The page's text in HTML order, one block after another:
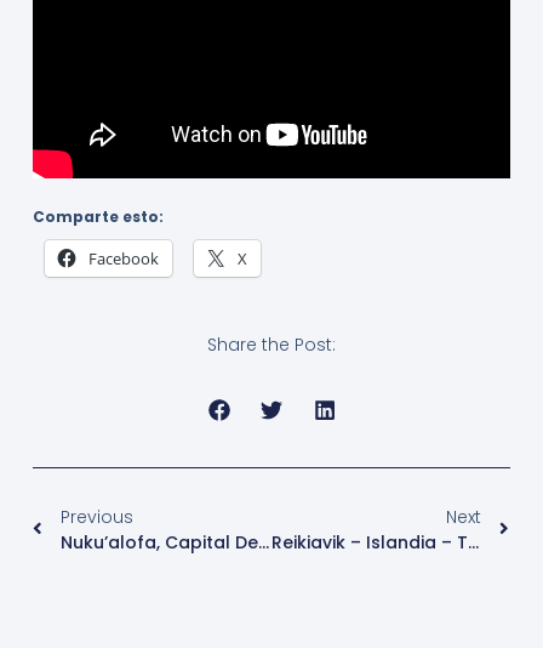
Comparte esto:
Facebook X
Share the Post:
Previous
Nuku’alofa, Capital De Tonga – Turismo
Next
Reikiavik – Islandia – Turismo